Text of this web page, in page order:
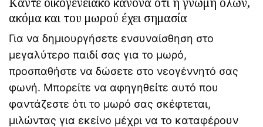
ακόμα και του μωρού έχει σημασία
Για να δημιουργήσετε ενσυναίσθηση στο
μεγαλύτερο παιδί σας για το μωρό,
προσπαθήστε να δώσετε στο νεογέννητό σας
φωνή. Μπορείτε να αφηγηθείτε αυτό που
φαντάζεστε ότι το μωρό σας σκέφτεται,
μιλώντας για εκείνο μέχρι να το καταφέρουν